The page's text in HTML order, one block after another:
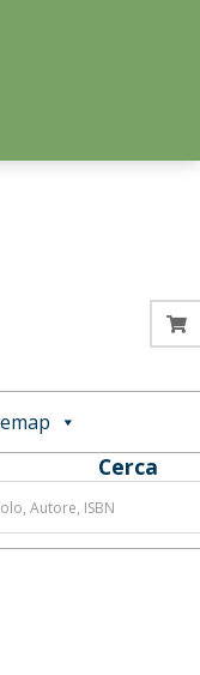
Cerca